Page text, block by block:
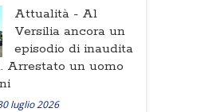
Attualità - Al
Versilia ancora un
episodio di inaudita
Arrestato un uomo
luglio 2026